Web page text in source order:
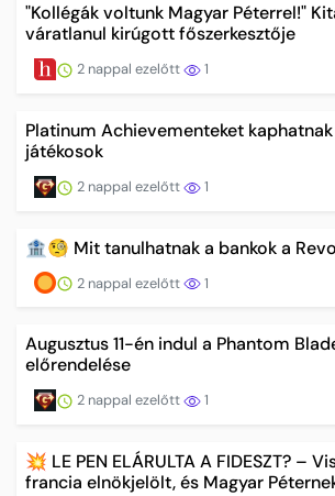
"Kollégák voltunk Magyar Péterrel!"
váratlanul kirúgott főszerkesztője
2 nappal ezelőtt 1
Platinum Achievementeket kaphatnak
játékosok
2 nappal ezelőtt 1
🏦🧐 Mit tanulhatnak a bankok a
2 nappal ezelőtt 1
Augusztus 11-én indul a Phantom
előrendelése
2 nappal ezelőtt 1
💥 LE PEN ELÁRULTA A FIDESZT? –
francia elnökjelölt, és Magyar